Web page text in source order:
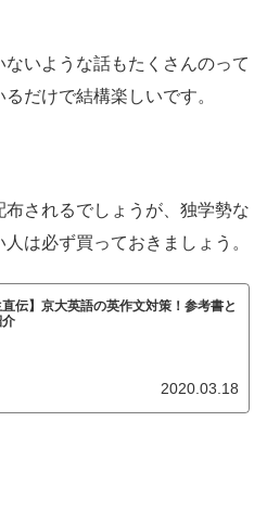
いような話もたくさんのって
だけで結構楽しいです。
されるでしょうが、独学勢な
は必ず買っておきましょう。
直伝】京大英語の英作文対策！参考書と
2020.03.18